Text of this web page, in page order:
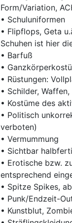
Form/Variation,
• Schuluniformen
• Flipflops, Geta
Schuhen ist hier
• Barfuß
•
• Rüstungen:
• Schilder,
• Kostüme des
• Politisch
verboten)
• Vermummung
• Sichtbar
• Erotische bzw.
entsprechend
• Spitze Spikes,
• Punk/Endzeit-
• Kunstblut,